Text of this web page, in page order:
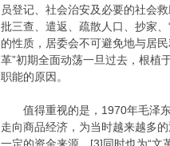
员登记、社会治安及必要的社会
批三查、遣返、疏散人口、抄家
的性质，居委会不可避免地与居
革”初期全面动荡一旦过去，根植
职能的原因。
值得重视的是，1970年毛泽东
走向商品经济，为当时越来越多